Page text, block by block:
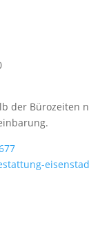
der Bürozeiten